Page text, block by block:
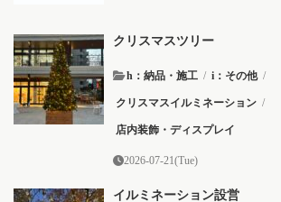
クリスマスツリー
h：納品・施工 / i：その他 /
クリスマスイルミネーション /
店内装飾・ディスプレイ
2026-07-21(Tue)
イルミネーション設営